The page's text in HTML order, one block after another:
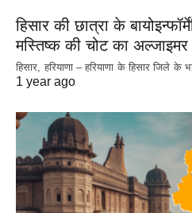
हिसार की छात्रा के
मस्तिष्क की चोट का
हिसार, हरियाणा – हरियाणा के हिसार जिले के
1 year ago